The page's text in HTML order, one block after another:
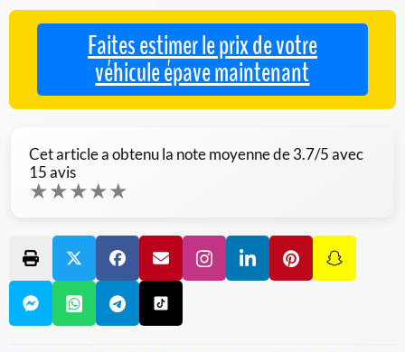
Faites estimer le prix de votre
véhicule épave maintenant
Cet article a obtenu la note moyenne de3.7/5 avec
15avis
★★★★★